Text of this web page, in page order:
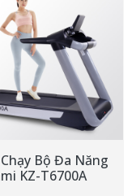
Bộ Đa Năng
KZ-T6700A